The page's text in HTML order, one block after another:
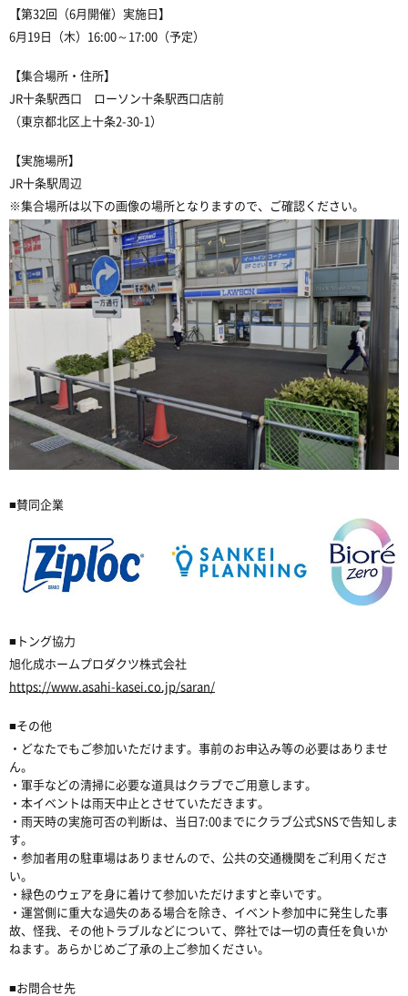
【第32回（6月開催）実施日】
6月19日（木）16:00～17:00（予定）
【集合場所 ・住所】
JR十条駅西口 ローソン十条駅西口店前
（東京都北区上十条2-30-1）
【実施場所】
JR十条駅周辺
※集合場所は以下の画像の場所となりますので、ご確認ください。
■賛同企業
■トング協力
旭化成ホームプロダクツ株式会社
https://www.asahi-kasei.co.jp/saran/
■その他
・どなたでもご参加いただけます。事前のお申込み等の必要はありませ
ん。
・軍手などの清掃に必要な道具はクラブでご用意します。
・本イベントは雨天中止とさせていただきます。
・雨天時の実施可否の判断は、当日7:00までにクラブ公式SNSで告知しま
す。
・参加者用の駐車場はありませんので、公共の交通機関をご利用くださ
い。
・緑色のウェアを身に着けて参加いただけますと幸いです。
・運営側に重大な過失のある場合を除き、イベント参加中に発生した事
故、怪我、その他トラブルなどについて、弊社では一切の責任を負いか
ねます。あらかじめご了承の上ご参加ください。
■お問合せ先